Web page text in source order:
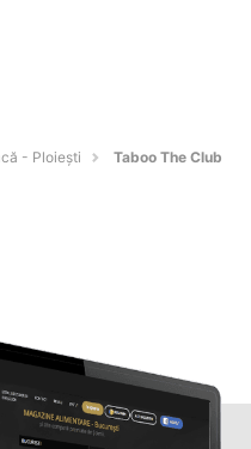
- Ploieşti
Taboo The Club